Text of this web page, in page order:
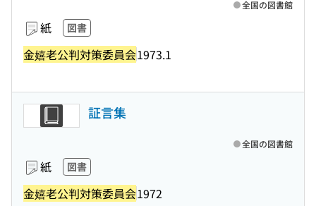
紙 図書
金嬉老公判対策委員会1973.1
全国の図書館
証言集
紙 図書
金嬉老公判対策委員会1972
全国の図書館